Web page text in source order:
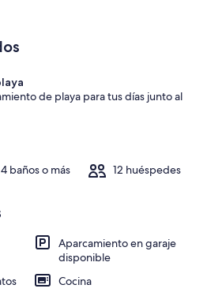
Exterior
de playa para tus días junto al
4 baños o más 12 huéspedes
Aparcamiento en garaje
disponible
Cocina